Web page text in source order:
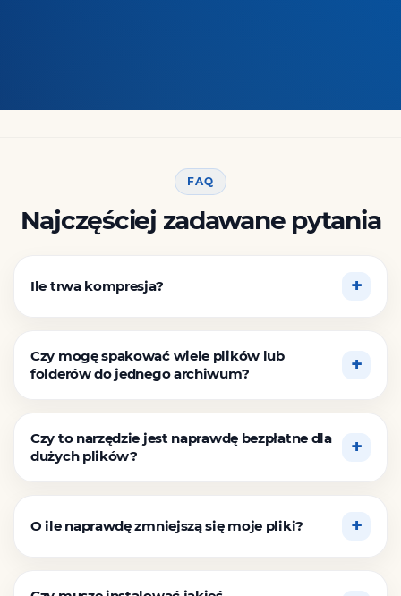
FAQ
Najczęściej zadawane pytania
Ile trwa kompresja?
Czy mogę spakować wiele plików lub
folderów do jednego archiwum?
Czy to narzędzie jest naprawdę bezpłatne dla
dużych plików?
O ile naprawdę zmniejszą się moje pliki?